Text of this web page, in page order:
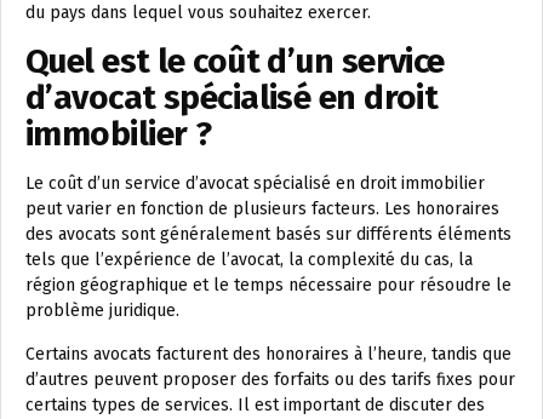
du pays dans lequel vous souhaitez exercer.
Quel est le coût d’un service
d’avocat spécialisé en droit
immobilier ?
Le coût d’un service d’avocat spécialisé en droit immobilier
peut varier en fonction de plusieurs facteurs. Les honoraires
des avocats sont généralement basés sur différents éléments
tels que l’expérience de l’avocat, la complexité du cas, la
région géographique et le temps nécessaire pour résoudre le
problème juridique.
Certains avocats facturent des honoraires à l’heure, tandis que
d’autres peuvent proposer des forfaits ou des tarifs fixes pour
certains types de services. Il est important de discuter des